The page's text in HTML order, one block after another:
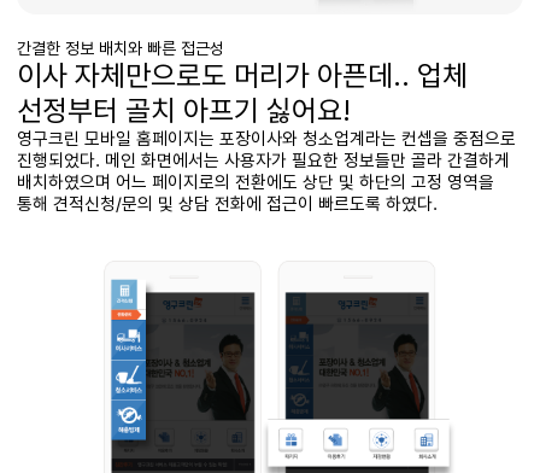
간결한 정보 배치와 빠른 접근성
이사 자체만으로도 머리가 아픈데.. 업체
선정부터 골치 아프기 싫어요!
영구크린 모바일 홈페이지는 포장이사와 청소업계라는 컨셉을 중점으로
진행되었다. 메인 화면에서는 사용자가 필요한 정보들만 골라 간결하게
배치하였으며 어느 페이지로의 전환에도 상단 및 하단의 고정 영역을
통해 견적신청/문의 및 상담 전화에 접근이 빠르도록 하였다.